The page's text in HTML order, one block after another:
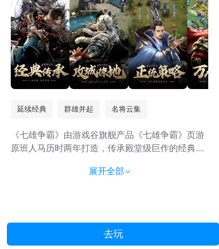
延续经典 群雄并起 名将云集
《七雄争霸》由游戏谷旗舰产品《七雄争霸》页游
原班人马历时两年打造，传承殿堂级巨作的经典
戏，核心玩法汲取七雄争霸页游、手游精髓的基础
展开全部
去玩